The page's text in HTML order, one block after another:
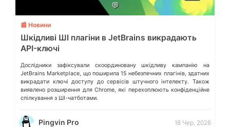
💬
📰 Новини
Шкідливі ШІ плагіни в JetBrains викрадають
API-ключі
Дослідники зафіксували скоординовану шкідливу кампанію на
JetBrains Marketplace, що поширила 15 небезпечних плагінів, здатних
викрадати ключі доступу до сервісів штучного інтелекту. Також
виявлено розширення для Chrome, які перехоплюють конфіденційне
спілкування з ШІ-чатботами.
Pingvin Pro 18 Чер, 2026